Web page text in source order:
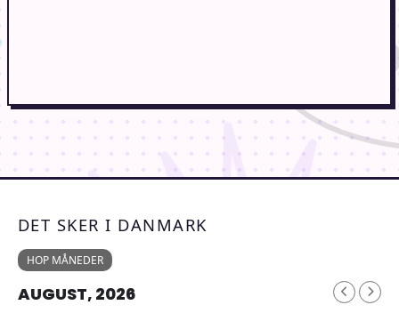
DET SKER I DANMARK
HOP MÅNEDER
AUGUST, 2026